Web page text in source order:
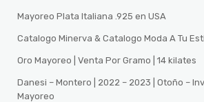
Mayoreo Plata Italiana .925 en USA
Catalogo Minerva & Catalogo Moda A Tu
Oro Mayoreo | Venta Por Gramo | 14 kilates
Danesi – Montero | 2022 – 2023 | Otoño –
Mayoreo